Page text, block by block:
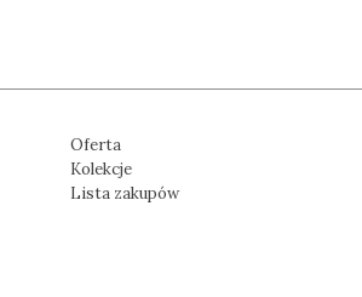
Oferta
Kolekcje
Lista zakupów